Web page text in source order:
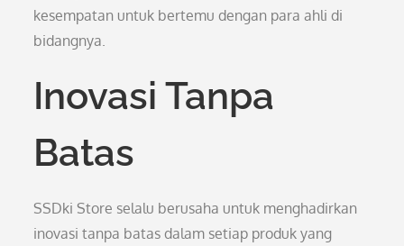
kesempatan untuk bertemu dengan para ahli di
bidangnya.
Inovasi Tanpa
Batas
SSDki Store selalu berusaha untuk menghadirkan
inovasi tanpa batas dalam setiap produk yang